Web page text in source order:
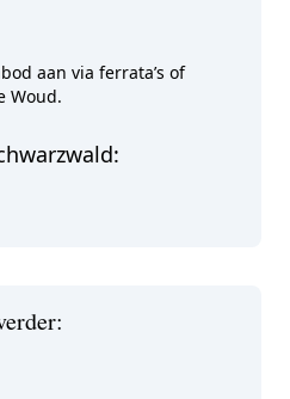
aan via ferrata’s of
Woud.